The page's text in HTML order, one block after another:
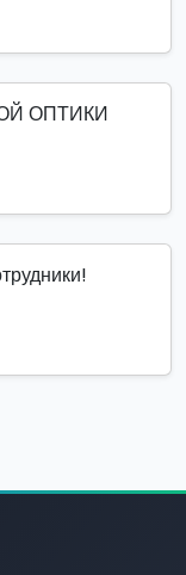
ОПТИКИ